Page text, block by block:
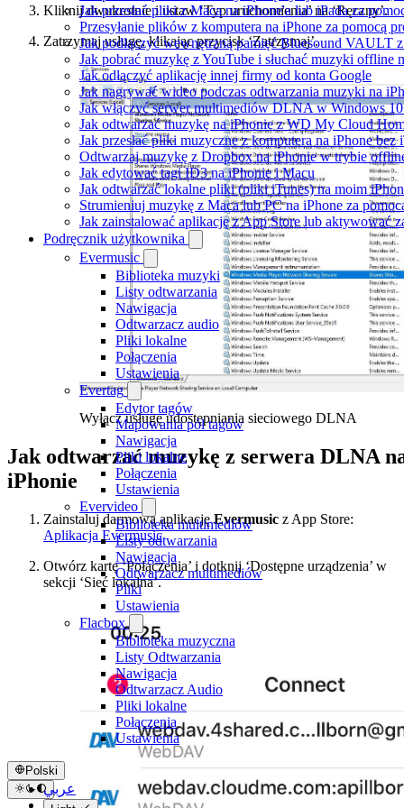
Jak przesłać pliki z Maca na iPhone'a lub iPada za
Przesyłanie plików z komputera na iPhone za pomocą
Jak podłączyć wewnętrzną pamięć Bluesound VAULT
Jak pobrać muzykę z YouTube i słuchać muzyki offline
Jak odłączyć aplikację innej firmy od konta Google
Jak nagrywać wideo podczas odtwarzania muzyki na
Jak włączyć serwer multimediów DLNA w Windows
Jak odtwarzać muzykę na iPhonie z WD My Cloud
Jak przesłać pliki muzyczne z komputera na iPhone
Odtwarzaj muzykę z Dropbox na iPhonie w trybie
Jak edytować tagi ID3 na iPhonie i Macu
Jak odtwarzać lokalne pliki (pliki iTunes) na moim
Strumieniuj muzykę z Maca lub PC na iPhone za
Jak zainstalować aplikację z App Store lub aktywować
Podręcznik użytkownika
Evermusic
Biblioteka muzyki
Listy odtwarzania
Nawigacja
Odtwarzacz audio
Pliki lokalne
Połączenia
Ustawienia
Evertag
Edytor tagów
Mapowania pól tagów
Nawigacja
Pliki lokalne
Połączenia
Ustawienia
Evervideo
Biblioteka multimediów
Listy odtwarzania
Nawigacja
Odtwarzacz multimediów
Pliki
Ustawienia
Flacbox
Biblioteka muzyczna
Listy Odtwarzania
Nawigacja
Odtwarzacz Audio
Pliki lokalne
Połączenia
Ustawienia
Polski
عربي
Català
Kliknij dwukrotnie i ustaw ‘Typ uruchomienia’ na ‘Ręczny’.
Zatrzymaj usługę, klikając przycisk ‘Zatrzymaj’.
Wyłącz usługę udostępniania sieciowego DLNA
Jak odtwarzać muzykę z serwera DLNA
iPhonie
Zainstaluj darmową aplikacjęEvermusic z App Store:
Aplikacja Evermusic
Otwórz kartę ‘Połączenia’ i dotknij ‘Dostępne urządzenia’ w
sekcji ‘Sieć lokalna’.